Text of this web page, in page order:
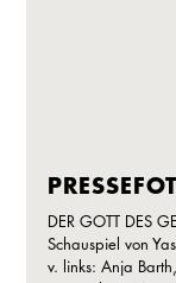
DER GOTT DES
Schauspiel von
v. links: Anja